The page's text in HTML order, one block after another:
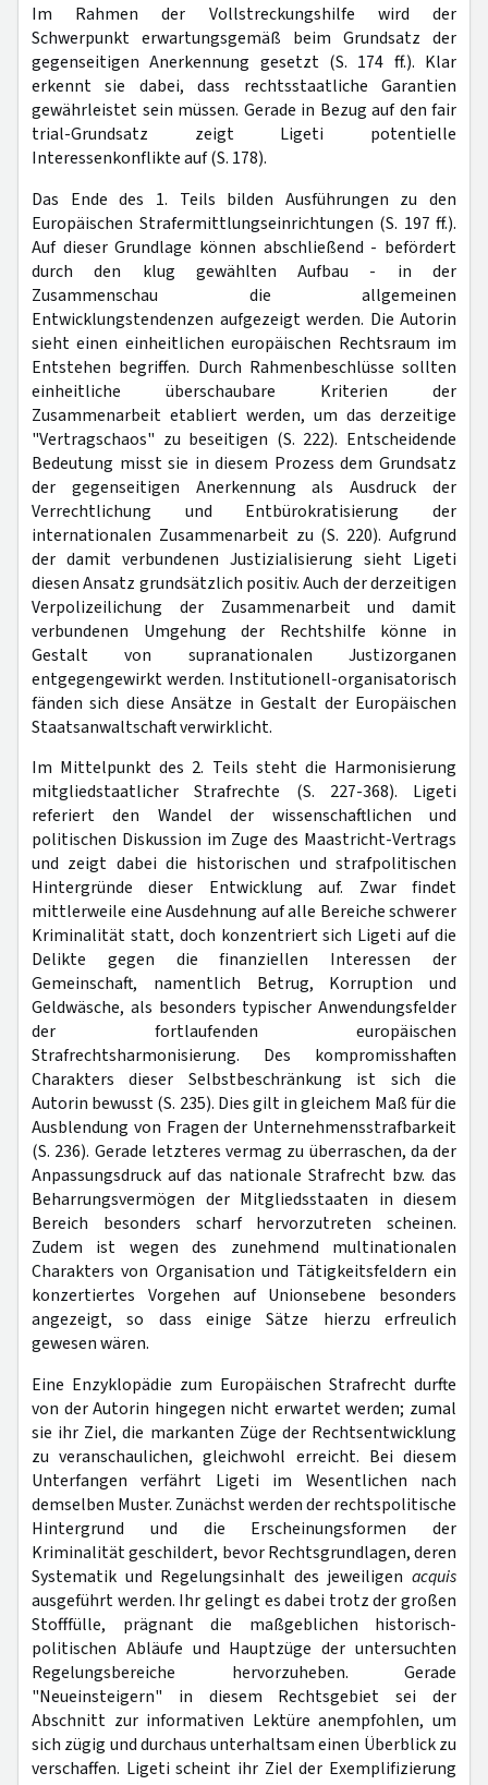
Im Rahmen der Vollstreckungshilfe wird der
Schwerpunkt erwartungsgemäß beim Grundsatz der
gegenseitigen Anerkennung gesetzt (S. 174 ff.). Klar
erkennt sie dabei, dass rechtsstaatliche Garantien
gewährleistet sein müssen. Gerade in Bezug auf den fair
trial-Grundsatz zeigt Ligeti potentielle
Interessenkonflikte auf (S. 178).
Das Ende des 1. Teils bilden Ausführungen zu den
Europäischen Strafermittlungseinrichtungen (S. 197 ff.).
Auf dieser Grundlage können abschließend - befördert
durch den klug gewählten Aufbau - in der
Zusammenschau die allgemeinen
Entwicklungstendenzen aufgezeigt werden. Die Autorin
sieht einen einheitlichen europäischen Rechtsraum im
Entstehen begriffen. Durch Rahmenbeschlüsse sollten
einheitliche überschaubare Kriterien der
Zusammenarbeit etabliert werden, um das derzeitige
"Vertragschaos" zu beseitigen (S. 222). Entscheidende
Bedeutung misst sie in diesem Prozess dem Grundsatz
der gegenseitigen Anerkennung als Ausdruck der
Verrechtlichung und Entbürokratisierung der
internationalen Zusammenarbeit zu (S. 220). Aufgrund
der damit verbundenen Justizialisierung sieht Ligeti
diesen Ansatz grundsätzlich positiv. Auch der derzeitigen
Verpolizeilichung der Zusammenarbeit und damit
verbundenen Umgehung der Rechtshilfe könne in
Gestalt von supranationalen Justizorganen
entgegengewirkt werden. Institutionell-organisatorisch
fänden sich diese Ansätze in Gestalt der Europäischen
Staatsanwaltschaft verwirklicht.
Im Mittelpunkt des 2. Teils steht die Harmonisierung
mitgliedstaatlicher Strafrechte (S. 227-368). Ligeti
referiert den Wandel der wissenschaftlichen und
politischen Diskussion im Zuge des Maastricht-Vertrags
und zeigt dabei die historischen und strafpolitischen
Hintergründe dieser Entwicklung auf. Zwar findet
mittlerweile eine Ausdehnung auf alle Bereiche schwerer
Kriminalität statt, doch konzentriert sich Ligeti auf die
Delikte gegen die finanziellen Interessen der
Gemeinschaft, namentlich Betrug, Korruption und
Geldwäsche, als besonders typischer Anwendungsfelder
der fortlaufenden europäischen
Strafrechtsharmonisierung. Des kompromisshaften
Charakters dieser Selbstbeschränkung ist sich die
Autorin bewusst (S. 235). Dies gilt in gleichem Maß für die
Ausblendung von Fragen der Unternehmensstrafbarkeit
(S. 236). Gerade letzteres vermag zu überraschen, da der
Anpassungsdruck auf das nationale Strafrecht bzw. das
Beharrungsvermögen der Mitgliedsstaaten in diesem
Bereich besonders scharf hervorzutreten scheinen.
Zudem ist wegen des zunehmend multinationalen
Charakters von Organisation und Tätigkeitsfeldern ein
konzertiertes Vorgehen auf Unionsebene besonders
angezeigt, so dass einige Sätze hierzu erfreulich
gewesen wären.
Eine Enzyklopädie zum Europäischen Strafrecht durfte
von der Autorin hingegen nicht erwartet werden; zumal
sie ihr Ziel, die markanten Züge der Rechtsentwicklung
zu veranschaulichen, gleichwohl erreicht. Bei diesem
Unterfangen verfährt Ligeti im Wesentlichen nach
demselben Muster. Zunächst werden der rechtspolitische
Hintergrund und die Erscheinungsformen der
Kriminalität geschildert, bevor Rechtsgrundlagen, deren
Systematik und Regelungsinhalt des jeweiligen acquis
ausgeführt werden. Ihr gelingt es dabei trotz der großen
Stofffülle, prägnant die maßgeblichen historisch-
politischen Abläufe und Hauptzüge der untersuchten
Regelungsbereiche hervorzuheben. Gerade
"Neueinsteigern" in diesem Rechtsgebiet sei der
Abschnitt zur informativen Lektüre anempfohlen, um
sich zügig und durchaus unterhaltsam einen Überblick zu
verschaffen. Ligeti scheint ihr Ziel der Exemplifizierung